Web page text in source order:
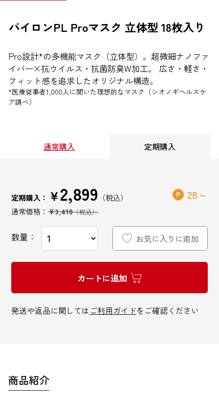
お問い合わせ
シオノギヘルスケアONLINEについて
シオノギヘルスケア（コーポレートサイト）
会社概要
医薬品の販売に関する表示
インターネットでのお問い合わせ
パイロンPL Proマスク 立体型 18枚入り
Pro設計*の多機能マスク（立体型）。超微細ナノファ
イバー×抗ウイルス・抗菌防臭W加工。 広さ・軽さ・
フィット感を追求したオリジナル構造。
*医療従事者1,000人に聞いた理想的なマスク（シオノギヘルスケ
ア調べ）
通常購入 定期購入
定期購入： ￥2,899
￥3,410
28
数量：
カートに追加
お気に入りに追加
発送や返品に関しては ご利用ガイドをご確認ください
商品紹介